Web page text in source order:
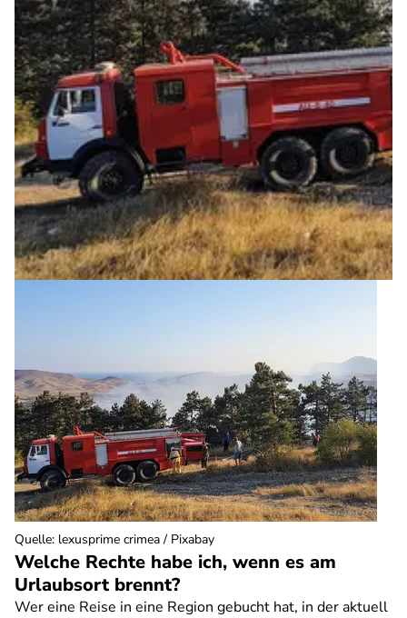
Welche Rechte habe ich, wenn es am
Urlaubsort brennt?
Wer eine Reise in eine Region gebucht hat, in der aktuell
Quelle: lexusprime crimea / Pixabay